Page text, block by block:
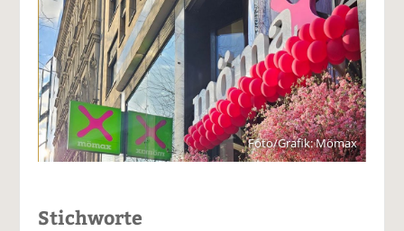
Foto/Grafik: Mömax
Stichworte